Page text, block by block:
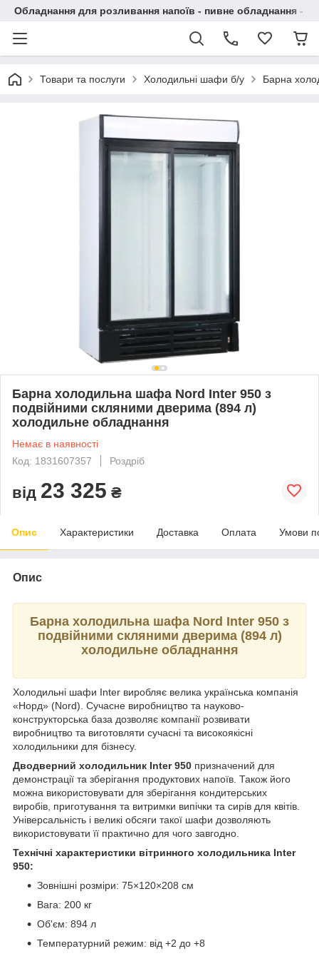
Обладнання для розливання напоїв - пивне обладнання - в
Товари та послуги Холодильні шафи б/у Барна
Барна холодильна шафа Nord Inter 950 з
подвійними скляними дверима (894 л)
холодильне обладнання
Немає в наявності
Код: 1831607357
Роздріб
від 23 325 ₴
Опис Характеристики Доставка Оплата Умови
Опис
Барна холодильна шафа Nord Inter 950 з
подвійними скляними дверима (894 л)
холодильне обладнання
Холодильні шафи Inter виробляє велика українська компанія
«Норд» (Nord). Сучасне виробництво та науково-
конструкторська база дозволяє компанії розвивати
виробництво та виготовляти сучасні та високоякісні
холодильники для бізнесу.
Дводверний холодильник Inter 950 призначений для
демонстрації та зберігання продуктових напоїв. Також його
можна використовувати для зберігання кондитерських
виробів, приготування та витримки випічки та сирів для квітів.
Універсальність і великі обсяги такої шафи дозволяють
використовувати її практично для чого завгодно.
Технічні характеристики вітринного холодильника Inter
950:
Зовнішні розміри: 75×120×208 см
Вага: 200 кг
Об'єм: 894 л
Температурний режим: від +2 до +8